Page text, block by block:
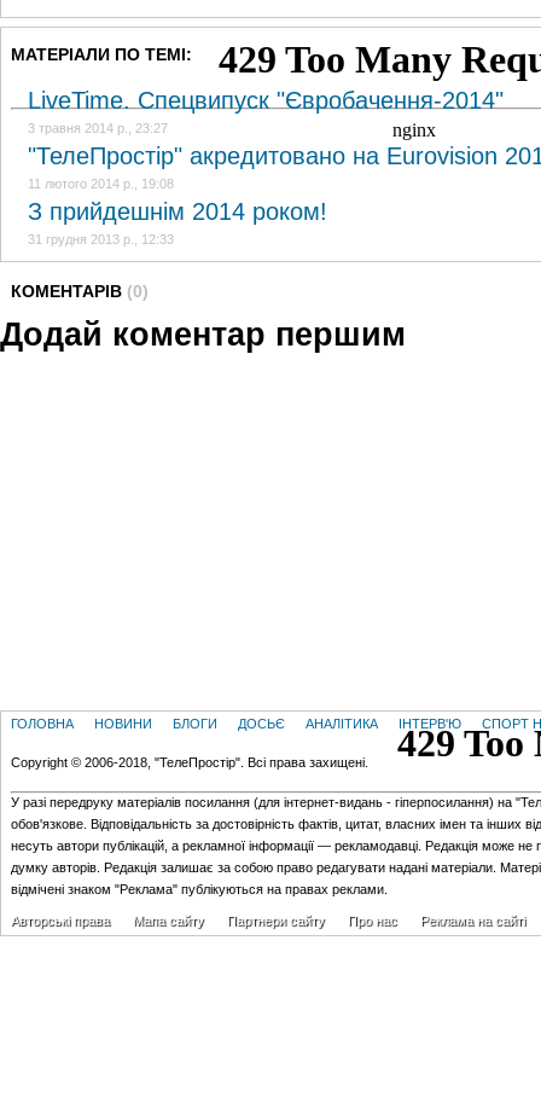
МАТЕРІАЛИ ПО ТЕМІ:
LiveTime. Спецвипуск "Євробачення-2014"
3 травня 2014 р., 23:27
"ТелеПростір" акредитовано на Eurovision
11 лютого 2014 р., 19:08
З прийдешнім 2014 роком!
31 грудня 2013 р., 12:33
КОМЕНТАРІВ (0)
Додай коментар першим
ГОЛОВНА НОВИНИ БЛОГИ ДОСЬЄ АНАЛІТИКА ІНТЕРВ'Ю СПОРТ
Copyright © 2006-2018, "ТелеПростір". Всі права захищені.
У разі передруку матеріалів посилання (для iнтернет-видань - гiперпосилання) на
обов'язкове. Відповідальність за достовірність фактів, цитат, власних імен та інших
несуть автори публікацій, а рекламної інформації — рекламодавці. Редакція може не
думку авторів. Редакція залишає за собою право редагувати надані матеріали.
відмічені знаком "Реклама" публікуються на правах реклами.
Авторські права Мапа сайту Партнери сайту Про нас Реклама на сайті